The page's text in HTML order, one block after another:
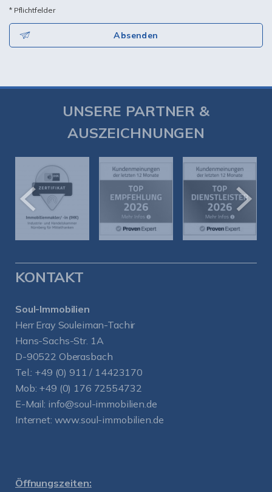
* Pflichtfelder
Absenden
UNSERE PARTNER &
AUSZEICHNUNGEN
KONTAKT
Soul-Immobilien
Herr Eray Souleiman-Tachir
Hans-Sachs-Str. 1A
D-90522 Oberasbach
Tel.: +49 (0) 911 / 14423170
Mob: +49 (0) 176 72554732
E-Mail: info@soul-immobilien.de
Internet: www.soul-immobilien.de
Öffnungszeiten: